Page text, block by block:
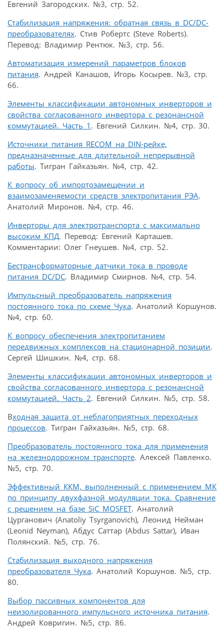
Евгений Загородских. №3, стр. 52.
Стабилизация напряжения: обратная связь в DC/DC-
преобразователях. Стив Робертс (Steve Roberts).
Перевод: Владимир Рентюк. №3, стр. 56.
Автоматизация измерений параметров блоков
питания. Андрей Канашов, Игорь Косырев. №3, стр.
66.
Элементы классификации автономных инверторов и
свойства согласованного инвертора с резонансной
коммутацией. Часть 1 . Евгений Силкин. №4, стр. 30.
Источники питания RECOM на DIN-рейке,
предназначенные для длительной непрерывной
работы. Тигран Гайказьян. №4, стр. 42.
К вопросу об импортозамещении и
взаимозаменяемости средств электропитания РЭА.
Анатолий Миронов. №4, стр. 46.
Инверторы для электротранспорта с максимально
высоким КПД. Перевод: Евгений Карташев.
Комментарии: Олег Гнеушев. №4, стр. 52.
Бестрансформаторные датчики тока в проводе
питания DC/DC. Владимир Смирнов. №4, стр. 54.
Импульсный преобразователь напряжения
постоянного тока по схеме Чука. Анатолий Коршунов.
№4, стр. 60.
К вопросу обеспечения электропитанием
передвижных комплексов на стационарной позиции.
Сергей Шишкин. №4, стр. 68.
Элементы классификации автономных инверторов и
свойства согласованного инвертора с резонансной
коммутацией. Часть 2. Евгений Силкин. №5, стр. 58.
Входная защита от неблагоприятных переходных
процессов. Тигран Гайказьян. №5, стр. 68.
Преобразователь постоянного тока для применения
на железнодорожном транспорте. Алексей Павленко.
№5, стр. 70.
Эффективный ККМ, выполненный с применением МК
по принципу двухфазной модуляции тока. Cравнение
с решением на базе SiC MOSFET. Анатолий
Цурганович (Anatoliy Tsyrganovich), Леонид Нейман
(Leonid Neyman), Абдус Саттар (Abdus Sattar), Иван
Полянский. №5, стр. 76.
Стабилизация выходного напряжения
преобразователя Чука. Анатолий Коршунов. №5, стр.
80.
Выбор пассивных компонентов для
неизолированного импульсного источника питания.
Андрей Ковригин. №5, стр. 86.